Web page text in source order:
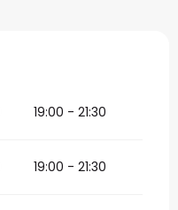
19:00 - 21:30
19:00 - 21:30